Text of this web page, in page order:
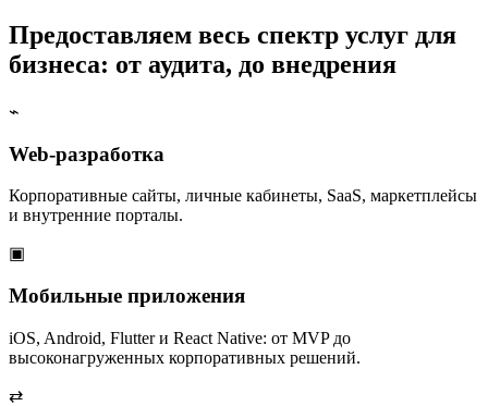
Предоставляем весь спектр услуг для
бизнеса: от аудита, до внедрения
⌁
Web-разработка
Корпоративные сайты, личные кабинеты, SaaS, маркетплейсы
и внутренние порталы.
▣
Мобильные приложения
iOS, Android, Flutter и React Native: от MVP до
высоконагруженных корпоративных решений.
⇄